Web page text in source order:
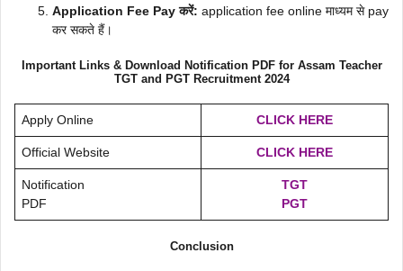
Application Fee Pay करें: application fee online माध्यम से pay
कर सकते हैं।
Important Links & Download Notification PDF for Assam Teacher
TGT and PGT Recruitment 2024
Apply Online CLICK HERE
Official Website CLICK HERE
Notification
PDF
TGT
PGT
Conclusion